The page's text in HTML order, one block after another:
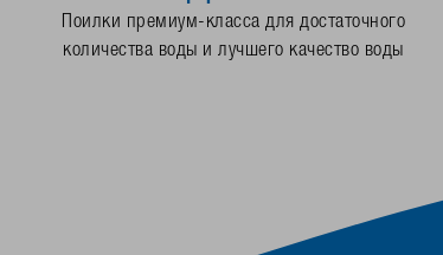
Поилки премиум-класса для достаточного
количества воды и лучшего качество воды